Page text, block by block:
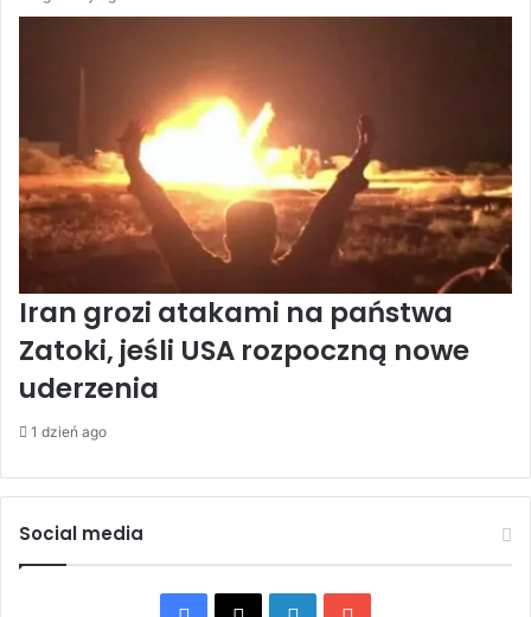
Iran grozi atakami na państwa
Zatoki, jeśli USA rozpoczną nowe
uderzenia
1 dzień ago
Social media